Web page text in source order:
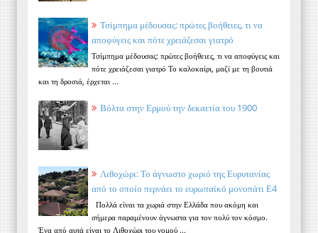
Τσίμπημα μέδουσας: πρώτες βοήθειες, τι να
αποφύγεις και πότε χρειάζεσαι γιατρό
Τσίμπημα μέδουσας: πρώτες βοήθειες, τι να αποφύγεις και
πότε χρειάζεσαι γιατρό Το καλοκαίρι, μαζί με τη βουτιά
και τη δροσιά, έρχεται ...
Βόλτα στην Ερμού την δεκαετία του 1900
Λιθοχώρι: Το άγνωστο χωριό της Ευρυτανίας
από το οποίο περνάει το ευρωπαϊκό μονοπάτι Ε4
Πολλά είναι τα χωριά στην Ελλάδα που ακόμη και
σήμερα παραμένουν άγνωστα για τον πολύ τον κόσμο.
Ένα από αυτά είναι το Λιθοχώρι του νομού ...